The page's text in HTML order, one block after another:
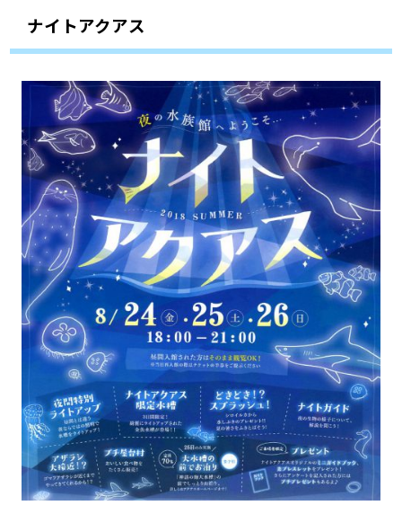
ナイトアクアス